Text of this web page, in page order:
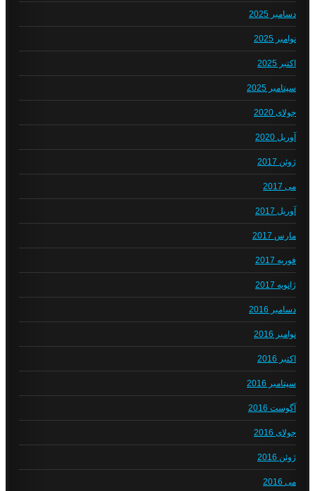
دسامبر 2025
نوامبر 2025
اکتبر 2025
سپتامبر 2025
جولای 2020
آوریل 2020
ژوئن 2017
می 2017
آوریل 2017
مارس 2017
فوریه 2017
ژانویه 2017
دسامبر 2016
نوامبر 2016
اکتبر 2016
سپتامبر 2016
آگوست 2016
جولای 2016
ژوئن 2016
می 2016